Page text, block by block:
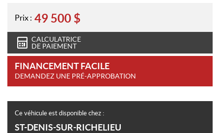
Prix : 49 500 $
CALCULATRICE
DE PAIEMENT
FINANCEMENT FACILE
DEMANDEZ UNE PRÉ-APPROBATION
Ce véhicule est disponible chez :
ST-DENIS-SUR-RICHELIEU